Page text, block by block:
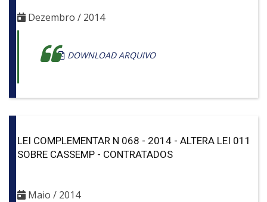
Dezembro / 2014
DOWNLOAD ARQUIVO
LEI COMPLEMENTAR N 068 - 2014 - ALTERA LEI 011
SOBRE CASSEMP - CONTRATADOS
Maio / 2014